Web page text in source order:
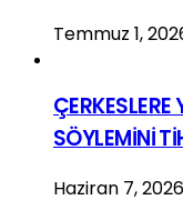
Temmuz 1,
ÇERKESLERE
SÖYLEMİNİ
Haziran 7, 2026